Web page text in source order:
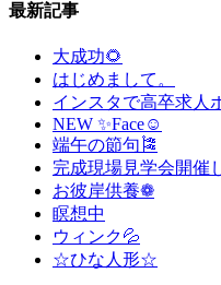
最新記事
大成功🌻
はじめまして。
インスタで高卒求人
NEW ✨Face☺
端午の節句🎏
完成現場見学会開催
お彼岸供養❁
瞑想中
ウィンク💦
☆ひな人形☆